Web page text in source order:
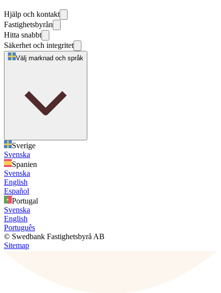
Hjälp och kontakt
Fastighetsbyrån
Hitta snabbt
Säkerhet och integritet
Välj marknad och språk
Sverige
Svenska
Spanien
Svenska
English
Español
Portugal
Svenska
English
Português
© Swedbank Fastighetsbyrå AB
Sitemap